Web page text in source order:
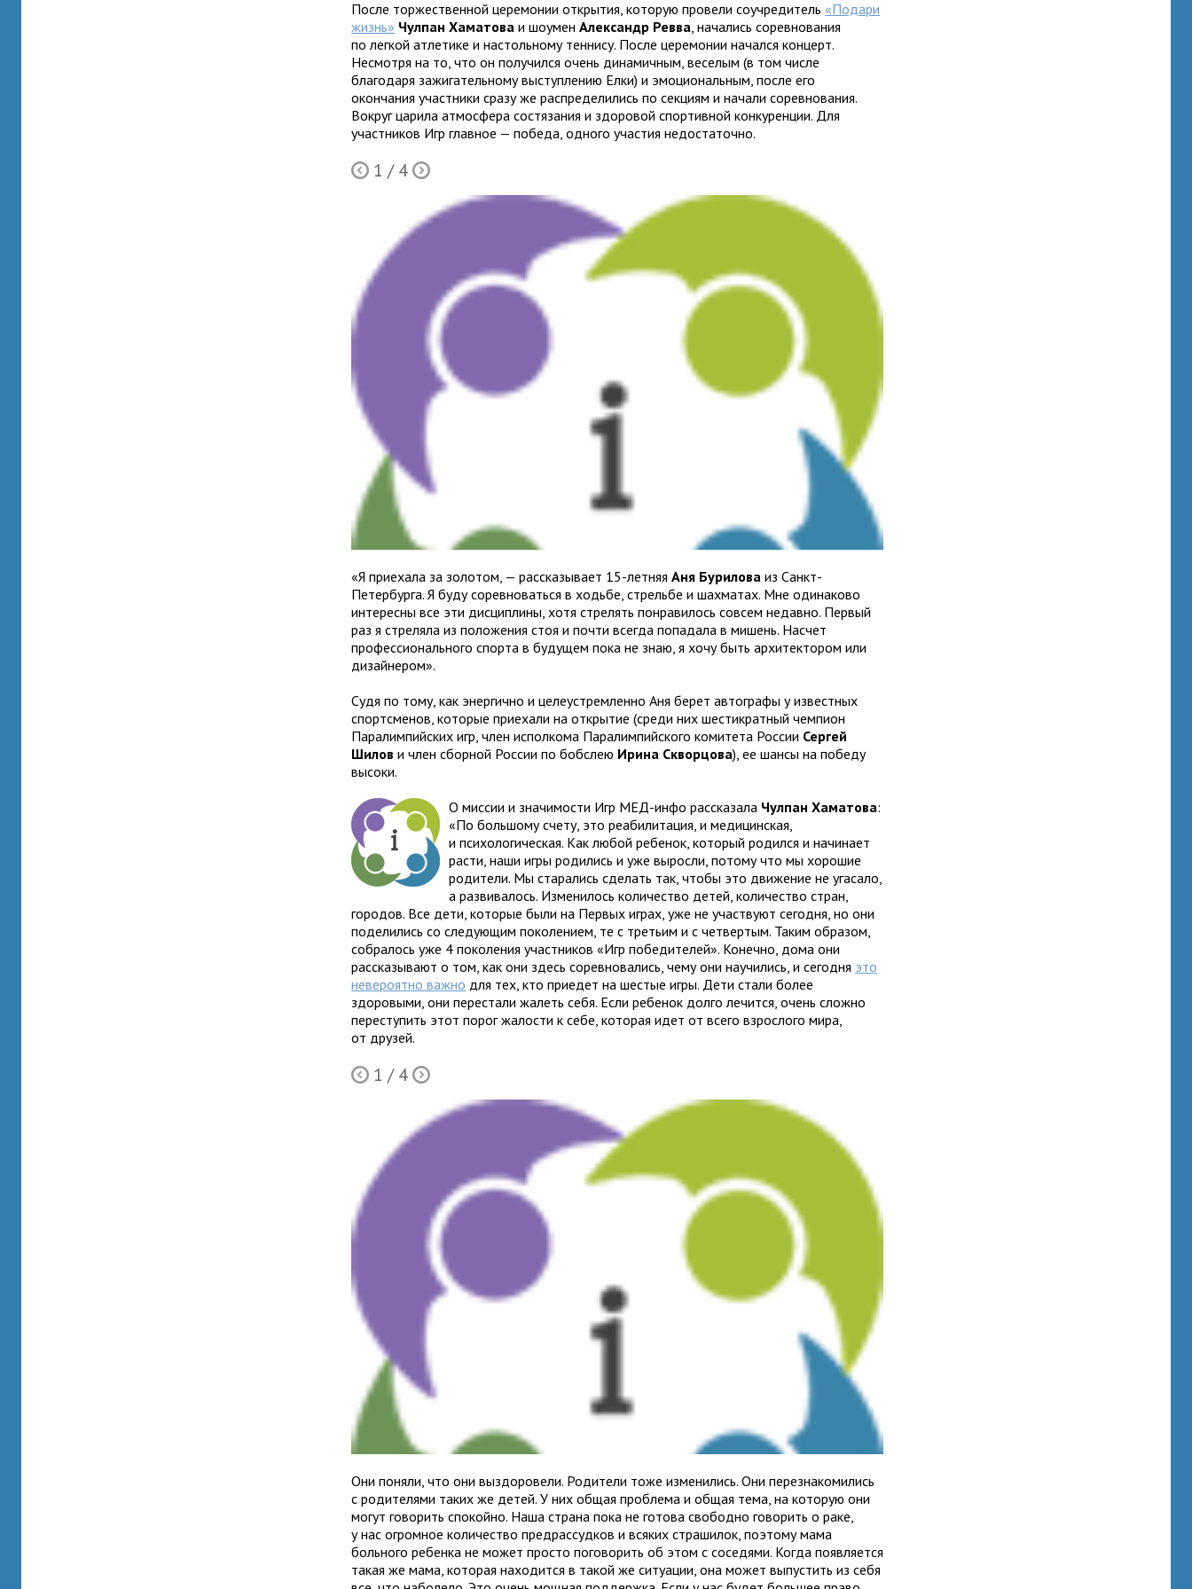
После торжественной церемонии открытия, которую провели соучредитель «Подари
жизнь» Чулпан Хаматова и шоуменАлександр Ревва, начались соревнования
по легкой атлетике и настольному теннису. После церемонии начался концерт.
Несмотря на то, что он получился очень динамичным, веселым (в том числе
благодаря зажигательному выступлению Елки) и эмоциональным, после его
окончания участники сразу же распределились по секциям и начали соревнования.
Вокруг царила атмосфера состязания и здоровой спортивной конкуренции. Для
участников Игр главное — победа, одного участия недостаточно.
Ò 1 / 4Õ
«Я приехала за золотом, — рассказывает 15-летняяАня Бурилова из Санкт-
Петербурга. Я буду соревноваться в ходьбе, стрельбе и шахматах. Мне одинаково
интересны все эти дисциплины, хотя стрелять понравилось совсем недавно. Первый
раз я стреляла из положения стоя и почти всегда попадала в мишень. Насчет
профессионального спорта в будущем пока не знаю, я хочу быть архитектором или
дизайнером».
Судя по тому, как энергично и целеустремленно Аня берет автографы у известных
спортсменов, которые приехали на открытие (среди них шестикратный чемпион
Паралимпийских игр, член исполкома Паралимпийского комитета России Сергей
Шилови член сборной России по бобслею Ирина Скворцова), ее шансы на победу
высоки.
О миссии и значимости Игр МЕД-инфо рассказала Чулпан Хаматова:
«По большому счету, это реабилитация, и медицинская,
и психологическая. Как любой ребенок, который родился и начинает
расти, наши игры родились и уже выросли, потому что мы хорошие
родители. Мы старались сделать так, чтобы это движение не угасало,
а развивалось. Изменилось количество детей, количество стран,
городов. Все дети, которые были на Первых играх, уже не участвуют сегодня, но они
поделились со следующим поколением, те с третьим и с четвертым. Таким образом,
собралось уже 4 поколения участников «Игр победителей». Конечно, дома они
рассказывают о том, как они здесь соревновались, чему они научились, и сегодня это
невероятно важно для тех, кто приедет на шестые игры. Дети стали более
здоровыми, они перестали жалеть себя. Если ребенок долго лечится, очень сложно
переступить этот порог жалости к себе, которая идет от всего взрослого мира,
от друзей.
Ò 1 / 4Õ
Они поняли, что они выздоровели. Родители тоже изменились. Они перезнакомились
с родителями таких же детей. У них общая проблема и общая тема, на которую они
могут говорить спокойно. Наша страна пока не готова свободно говорить о раке,
у нас огромное количество предрассудков и всяких страшилок, поэтому мама
больного ребенка не может просто поговорить об этом с соседями. Когда появляется
такая же мама, которая находится в такой же ситуации, она может выпустить из себя